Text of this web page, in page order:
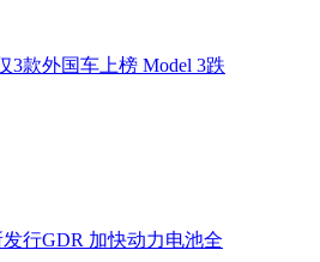
3款外国车上榜 Model 3跌
行GDR 加快动力电池全